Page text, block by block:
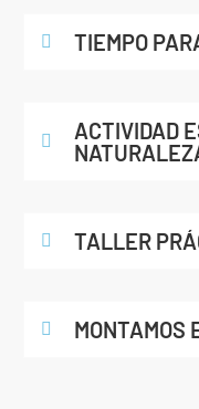
TIEMPO
ACTIVIDAD
TALLER
MONTAMOS